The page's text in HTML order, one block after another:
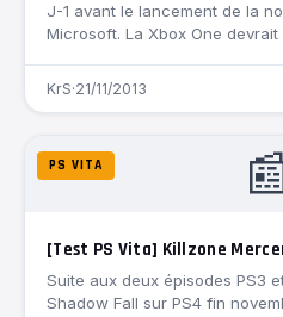
J-1 avant le lancement de la
Microsoft. La Xbox One
KrS·21/11/2013
PS VITA
[Test PS Vita] Killzone
Suite aux deux épisodes PS3
Shadow Fall sur PS4 fin